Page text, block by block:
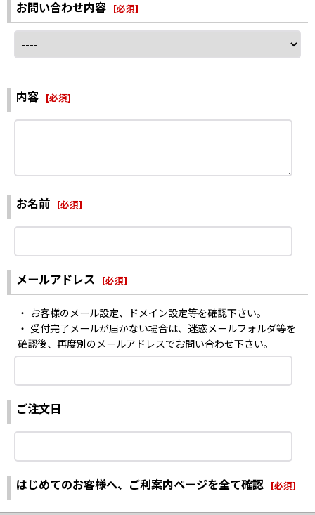
お問い合わせ内容 [必須]
内容 [必須]
お名前 [必須]
メールアドレス [必須]
・ お客様のメール設定、ドメイン設定等を確認下さい。
・ 受付完了メールが届かない場合は、迷惑メールフォルダ等を
確認後、再度別のメールアドレスでお問い合わせ下さい。
ご注文日
はじめてのお客様へ、ご利案内ページを全て確認 [必須]